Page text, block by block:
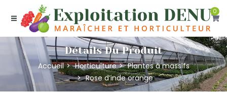
0
Détails Du Produit
Accueil Horticulture
Plantes à massifs
Rose d’inde orange